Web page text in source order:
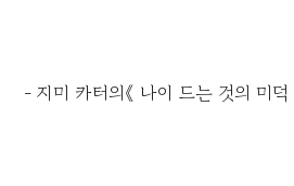
- 지미 카터의《 나이 드는 것의 미덕